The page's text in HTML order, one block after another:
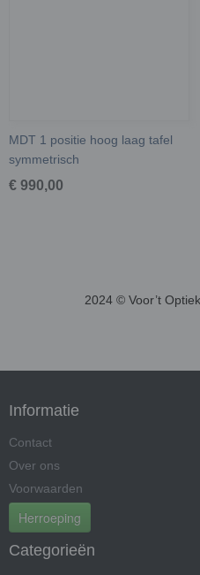
MDT 1 positie hoog laag tafel
symmetrisch
€ 990,00
2024 © Voor’t
Informatie
Contact
Over ons
Voorwaarden
Herroeping
Categorieën